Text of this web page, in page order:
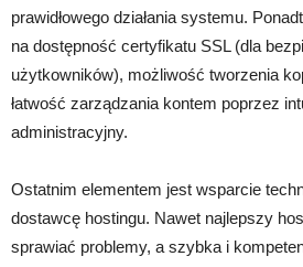
prawidłowego działania systemu.
na dostępność certyfikatu SSL (dla
użytkowników), możliwość tworzenia
łatwość zarządzania kontem poprzez
administracyjny.
Ostatnim elementem jest wsparcie
dostawcę hostingu. Nawet najlepszy
sprawiać problemy, a szybka i